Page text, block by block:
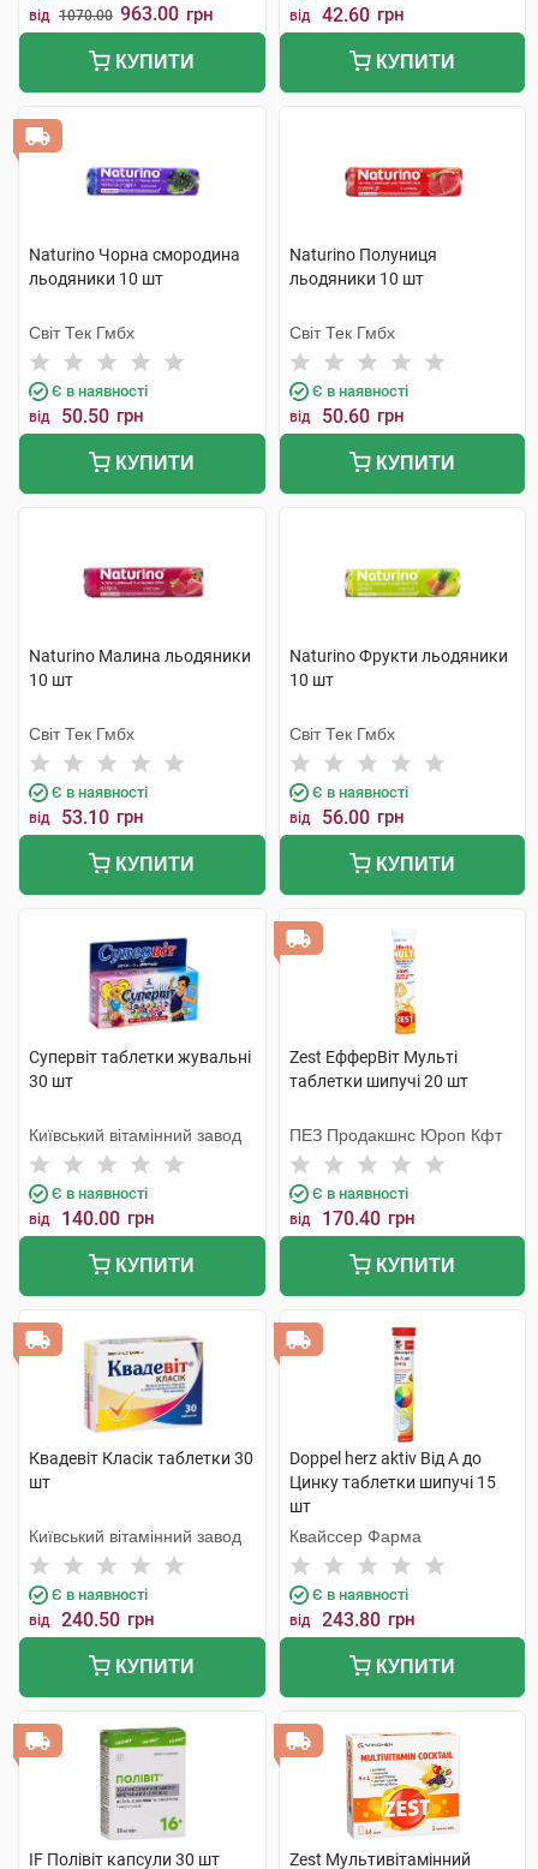
від 1070.00 963.00 грн
КУПИТИ
від 42.60 грн
КУПИТИ
Naturino Чорна смородина
льодяники 10 шт
Світ Тек Гмбх
Є в наявності
від 50.50 грн
КУПИТИ
Naturino Полуниця
льодяники 10 шт
Світ Тек Гмбх
Є в наявності
від 50.60 грн
КУПИТИ
Naturino Малина льодяники
10 шт
Світ Тек Гмбх
Є в наявності
від 53.10 грн
КУПИТИ
Naturino Фрукти льодяники
10 шт
Світ Тек Гмбх
Є в наявності
від 56.00 грн
КУПИТИ
Супервіт таблетки жувальні
30 шт
Київський вітамінний завод
Є в наявності
від 140.00 грн
КУПИТИ
Zest ЕфферВіт Мульті
таблетки шипучі 20 шт
ПЕЗ Продакшнс Юроп Кфт
Є в наявності
від 170.40 грн
КУПИТИ
Квадевіт Класік таблетки 30
шт
Київський вітамінний завод
Є в наявності
від 240.50 грн
КУПИТИ
Doppel herz aktiv Від А до
Цинку таблетки шипучі 15
шт
Квайссер Фарма
Є в наявності
від 243.80 грн
КУПИТИ
IF Полівіт капсули 30 шт Zest Мультивітамінний